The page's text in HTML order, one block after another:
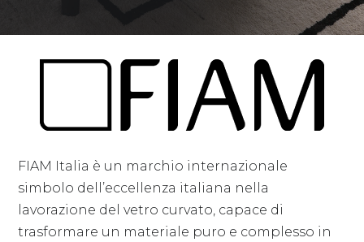
FIAM Italia è un marchio internazionale
simbolo dell’eccellenza italiana nella
lavorazione del vetro curvato, capace di
trasformare un materiale puro e complesso in